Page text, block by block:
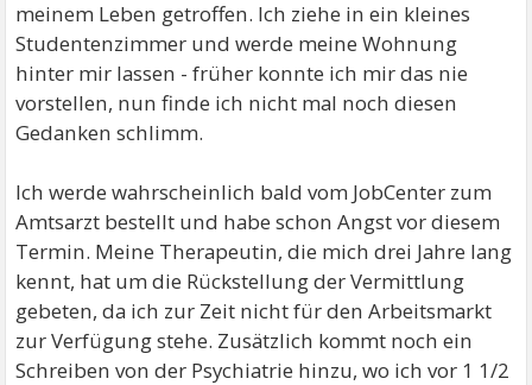
meinem Leben getroffen. Ich ziehe in ein kleines
Studentenzimmer und werde meine Wohnung
hinter mir lassen - früher konnte ich mir das nie
vorstellen, nun finde ich nicht mal noch diesen
Gedanken schlimm.
Ich werde wahrscheinlich bald vom JobCenter zum
Amtsarzt bestellt und habe schon Angst vor diesem
Termin. Meine Therapeutin, die mich drei Jahre lang
kennt, hat um die Rückstellung der Vermittlung
gebeten, da ich zur Zeit nicht für den Arbeitsmarkt
zur Verfügung stehe. Zusätzlich kommt noch ein
Schreiben von der Psychiatrie hinzu, wo ich vor 1 1/2